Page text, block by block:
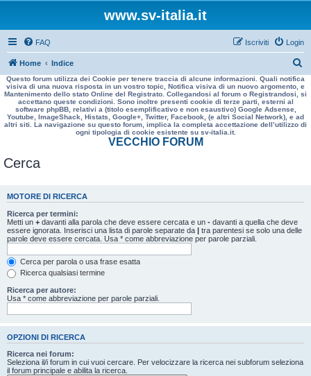
www.sv-italia.it
FAQ Login
Iscriviti
Home Indice
e
r
a
Questo forum utilizza dei Cookie per tenere traccia di alcune informazioni. Quali notifica
visiva di una nuova risposta in un vostro topic, Notifica visiva di un nuovo argomento, e
Mantenimento dello stato Online del Registrato. Collegandosi al forum o Registrandosi, si
accettano queste condizioni. Sono inoltre presenti cookie di terze parti, esterni al
software phpBB, relativi a (titolo esemplificativo e non esaustivo) Google Adsense,
Youtube, ImageShack, Histats, Google+, Twitter, Facebook, (e altri Social Network), e ad
altri siti. La navigazione su questo forum, implica la completa accettazione dell’utilizzo di
ogni tipologia di cookie esistente su sv-italia.it.
VECCHIO FORUM
Cerca
MOTORE DI RICERCA
Ricerca per termini:
Metti un + davanti alla parola che deve essere cercata e un - davanti a quella che deve
essere ignorata. Inserisci una lista di parole separate da | tra parentesi se solo una delle
parole deve essere cercata. Usa * come abbreviazione per parole parziali.
Cerca per parola o usa frase esatta
Ricerca qualsiasi termine
Ricerca per autore:
Usa * come abbreviazione per parole parziali.
OPZIONI DI RICERCA
Ricerca nei forum:
Seleziona il/i forum in cui vuoi cercare. Per velocizzare la ricerca nei subforum seleziona
il forum principale e abilita la ricerca.